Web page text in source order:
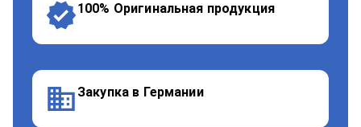
100% Оригинальная продукция
Закупка в Германии